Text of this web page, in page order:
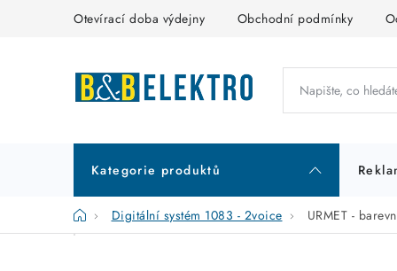
Otevírací doba výdejny Obchodní podmínky
Kategorie produktů
DomůDigitální systém 1083 - 2voice URMET -
P